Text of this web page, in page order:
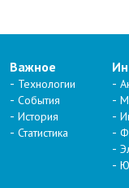
Важное
Технологии
События
История
Статистика